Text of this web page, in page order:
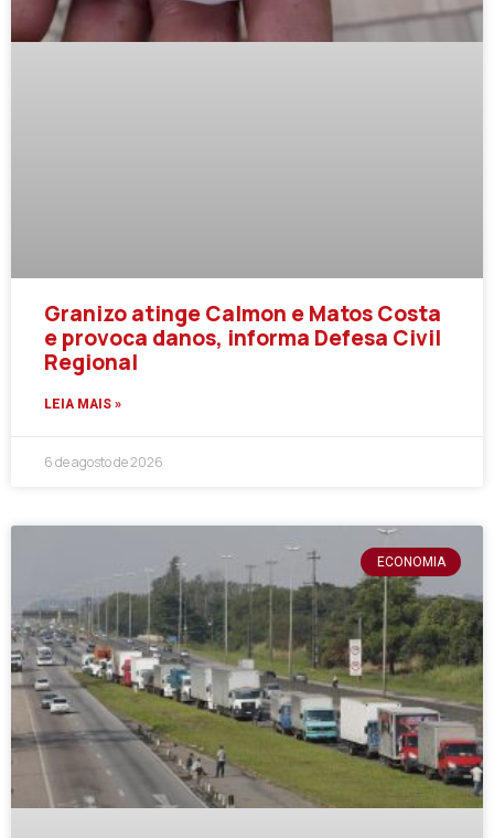
Granizo atinge Calmon e Matos Costa
e provoca danos, informa Defesa Civil
Regional
LEIA MAIS »
6 de agosto de 2026
ECONOMIA